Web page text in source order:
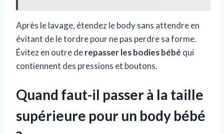
Après le lavage, étendez le body sans attendre en
évitant de le tordre pour ne pas perdre sa forme.
Évitez en outre derepasser les bodies bébé qui
contiennent des pressions et boutons.
Quand faut-il passer à la taille
supérieure pour un body bébé